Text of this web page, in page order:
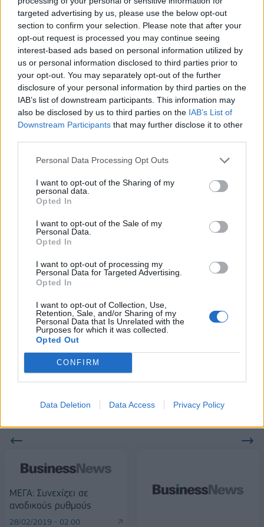
targeted advertising by us, please use the below opt-out
section to confirm your selection. Please note that after your
opt-out request is processed you may continue seeing
interest-based ads based on personal information utilized by
us or personal information disclosed to third parties prior to
your opt-out. You may separately opt-out of the further
disclosure of your personal information by third parties on the
IAB’s list of downstream participants. This information may
also be disclosed by us to third parties on the IAB’s List of
Downstream Participants that may further disclose it to other
Personal Data Processing Opt Outs
I want to opt-out of the Sharing of my
personal data.
Opted In
I want to opt-out of the Sale of my
Personal Data.
Opted In
I want to opt-out of processing my
Personal Data for Targeted Advertising.
Opted In
I want to opt-out of Collection, Use,
Retention, Sale, and/or Sharing of my
Personal Data that Is Unrelated with the
Purposes for which it was collected.
Opted Out
CONFIRM
Data Deletion Data Access Privacy Policy
ΕΛΣΤΑΤ: Στο 3,4% υποχώρησε ο πληθωρισμός τον Ιούλιο
Χρηματοδότηση 8 εκατ. ευρώ
σε 843 μέσα ενημέρωσης-
Ξεκίνησε το πενταετές
πρόγραμμα ενίσχυσης του
Τύπου
Metlen: Ρεκόρ EBITDA στο α'
εξάμηνο, στα 550 εκατ. ευρώ –
Καθαρά κέρδη 313 εκατ. ευρώ
Η Chery επενδύει 75 εκατ. δολάρια στην KG Mobility
Το FIAT 500 Hybrid τώρα από
συνεργασίας τους μέχρι το
18η συνεχόμενη χρονιά για τον ΟΤΕ στη διεθνή σειρά δεικτών
Alpha Bank: Για πρώτη φορά το Αρχαίο Θέατρο Επιδαύρου άνοιξε τις
πύλες του σε όλους
ΜΕΓΑ: Συνεχίζει σε
ανοδικούς ρυθμούς
28/02/2019 - 02:00